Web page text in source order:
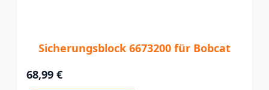
Sicherungsblock 6673200 für Bobcat
68,99 €